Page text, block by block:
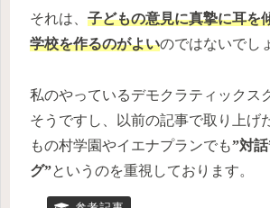
それは、 子どもの意見に真摯に耳を
学校を作るのがよいのではないでし
私のやっているデモクラティックス
そうですし、以前の記事で取り上げ
もの村学園やイエナプランでも”対
グ”というのを重視しております。